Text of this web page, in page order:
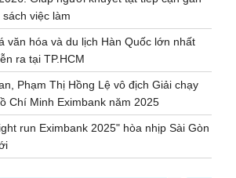
việc làm
văn hóa và du lịch Hàn Quốc lớn nhất
ra tại TP.HCM
Phạm Thị Hồng Lệ vô địch Giải chạy
Chí Minh Eximbank năm 2025
run Eximbank 2025" hòa nhịp Sài Gòn